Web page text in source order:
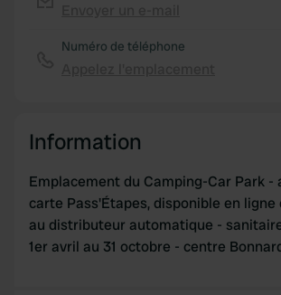
of their services.
Numéro de téléphone
Information
Emplacement du Camping-Car Park -
carte Pass'Étapes, disponible en ligne
au distributeur automatique -
1er avril au 31 octobre - centre